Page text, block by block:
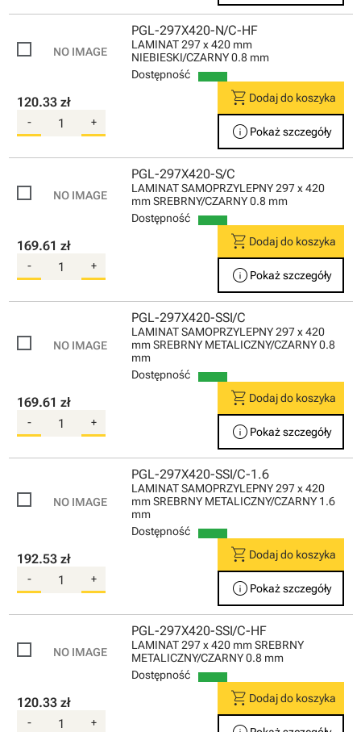
PGL-297X420-N/C-HF
LAMINAT 297 x 420 mm
NIEBIESKI/CZARNY 0.8 mm
Dostępność
120.33 zł
- +
shopping_cart Dodaj do koszyka
info Pokaż szczegóły
PGL-297X420-S/C
LAMINAT SAMOPRZYLEPNY 297 x 420
mm SREBRNY/CZARNY 0.8 mm
Dostępność
169.61 zł
- +
shopping_cart Dodaj do koszyka
info Pokaż szczegóły
PGL-297X420-SSI/C
LAMINAT SAMOPRZYLEPNY 297 x 420
mm SREBRNY METALICZNY/CZARNY 0.8
mm
Dostępność
169.61 zł
- +
shopping_cart Dodaj do koszyka
info Pokaż szczegóły
PGL-297X420-SSI/C-1.6
LAMINAT SAMOPRZYLEPNY 297 x 420
mm SREBRNY METALICZNY/CZARNY 1.6
mm
Dostępność
192.53 zł
- +
shopping_cart Dodaj do koszyka
info Pokaż szczegóły
PGL-297X420-SSI/C-HF
LAMINAT 297 x 420 mm SREBRNY
METALICZNY/CZARNY 0.8 mm
Dostępność
120.33 zł
- +
shopping_cart Dodaj do koszyka